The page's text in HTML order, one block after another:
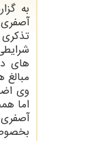
به
های
مبالغ
وی
اما